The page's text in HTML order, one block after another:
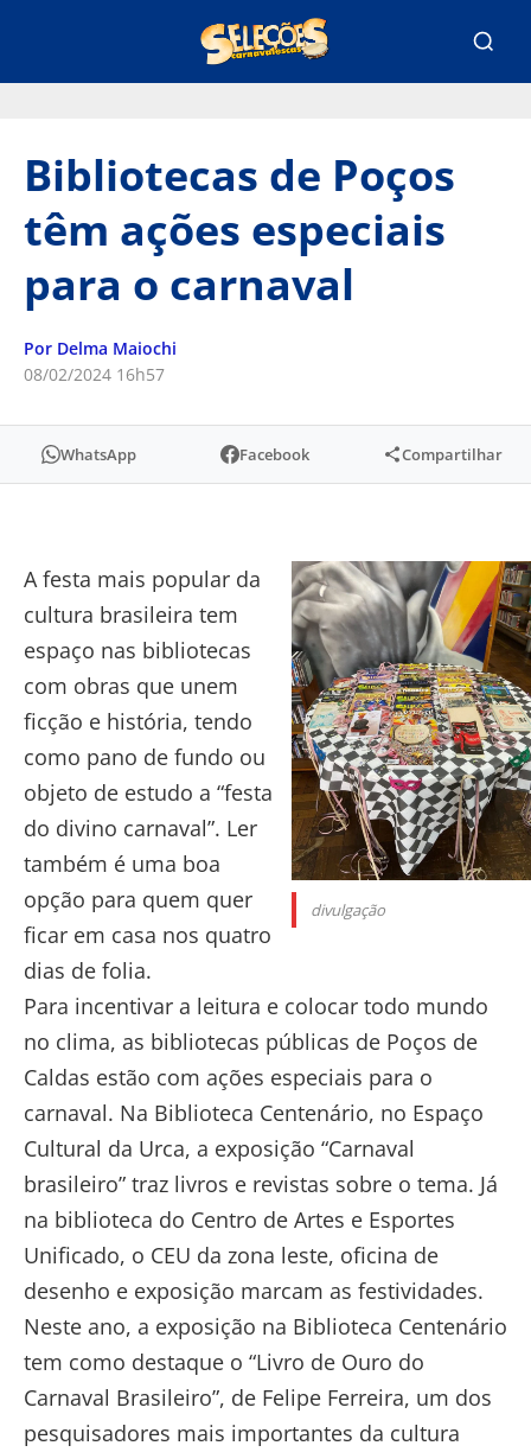
Bibliotecas de Poços
têm ações especiais
para o carnaval
Por Delma Maiochi
08/02/2024 16h57
WhatsApp Facebook Compartilhar
divulgação
A festa mais popular da
cultura brasileira tem
espaço nas bibliotecas
com obras que unem
ficção e história, tendo
como pano de fundo ou
objeto de estudo a “festa
do divino carnaval”. Ler
também é uma boa
opção para quem quer
ficar em casa nos quatro
dias de folia.
Para incentivar a leitura e colocar todo mundo
no clima, as bibliotecas públicas de Poços de
Caldas estão com ações especiais para o
carnaval. Na Biblioteca Centenário, no Espaço
Cultural da Urca, a exposição “Carnaval
brasileiro” traz livros e revistas sobre o tema. Já
na biblioteca do Centro de Artes e Esportes
Unificado, o CEU da zona leste, oficina de
desenho e exposição marcam as festividades.
Neste ano, a exposição na Biblioteca Centenário
tem como destaque o “Livro de Ouro do
Carnaval Brasileiro”, de Felipe Ferreira, um dos
pesquisadores mais importantes da cultura